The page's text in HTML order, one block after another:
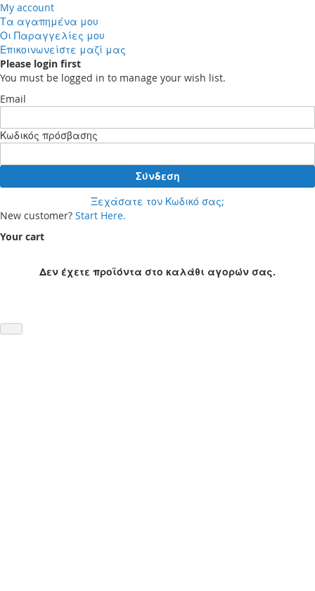
My account
Τα αγαπημένα μου
Οι Παραγγελίες μου
Επικοινωνείστε μαζί μας
Please login first
You must be logged in to manage your wish list.
Email
Κωδικός πρόσβασης
Σύνδεση
Ξεχάσατε τον Κωδικό σας;
New customer? Start Here.
Your cart
Δεν έχετε προϊόντα στο καλάθι αγορών σας.